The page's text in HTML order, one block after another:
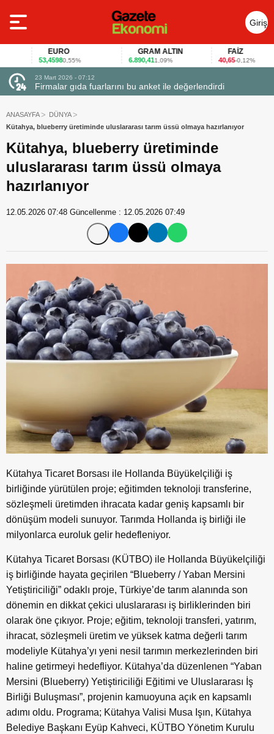
Giriş
Yap
EURO
53,45980,55%
GRAM ALTIN
6.890,411,09% -0,12%
23 Mart 2026 - 07:12
Firmalar gıda fuarlarını bu anket ile değerlendirdi
ANASAYFA
DÜNYA
Kütahya, blueberry üretiminde uluslararası tarım üssü olmaya hazırlanıyor
Kütahya, blueberry üretiminde
uluslararası tarım üssü olmaya
hazırlanıyor
12.05.2026 07:48 Güncellenme : 12.05.2026 07:49
Kütahya Ticaret Borsası ile Hollanda Büyükelçiliği iş
birliğinde yürütülen proje; eğitimden teknoloji transferine,
sözleşmeli üretimden ihracata kadar geniş kapsamlı bir
dönüşüm modeli sunuyor. Tarımda Hollanda iş birliği ile
milyonlarca euroluk gelir hedefleniyor.
Kütahya Ticaret Borsası (KÜTBO) ile Hollanda Büyükelçiliği
iş birliğinde hayata geçirilen “Blueberry / Yaban Mersini
Yetiştiriciliği” odaklı proje, Türkiye’de tarım alanında son
dönemin en dikkat çekici uluslararası iş birliklerinden biri
olarak öne çıkıyor. Proje; eğitim, teknoloji transferi, yatırım,
ihracat, sözleşmeli üretim ve yüksek katma değerli tarım
modeliyle Kütahya’yı yeni nesil tarımın merkezlerinden biri
haline getirmeyi hedefliyor. Kütahya’da düzenlenen “Yaban
Mersini (Blueberry) Yetiştiriciliği Eğitimi ve Uluslararası İş
Birliği Buluşması”, projenin kamuoyuna açık en kapsamlı
adımı oldu. Programa; Kütahya Valisi Musa Işın, Kütahya
Belediye Başkanı Eyüp Kahveci, KÜTBO Yönetim Kurulu